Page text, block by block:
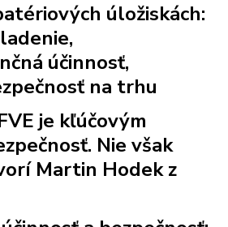
úložiskách:
účinnosť,
na trhu
je kľúčovým
Nie však
Martin Hodek z